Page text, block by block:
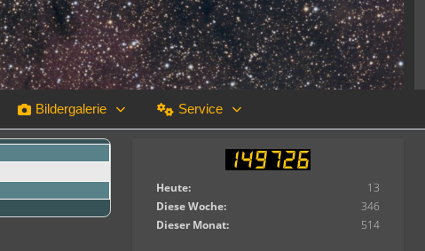
Bildergalerie Service
Heute:
13
Diese Woche:
346
Dieser Monat:
514